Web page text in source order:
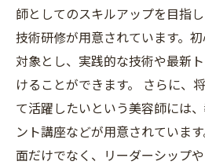
師としてのスキルアップを目指
技術研修が用意されています。
対象とし、実践的な技術や最新
けることができます。 さらに、
て活躍したいという美容師には
ント講座などが用意されていま
面だけでなく、リーダーシップ